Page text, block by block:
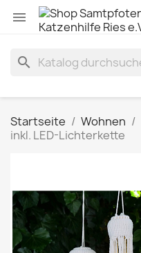

search
Startseite Wohnen
inkl. LED-Lichterkette